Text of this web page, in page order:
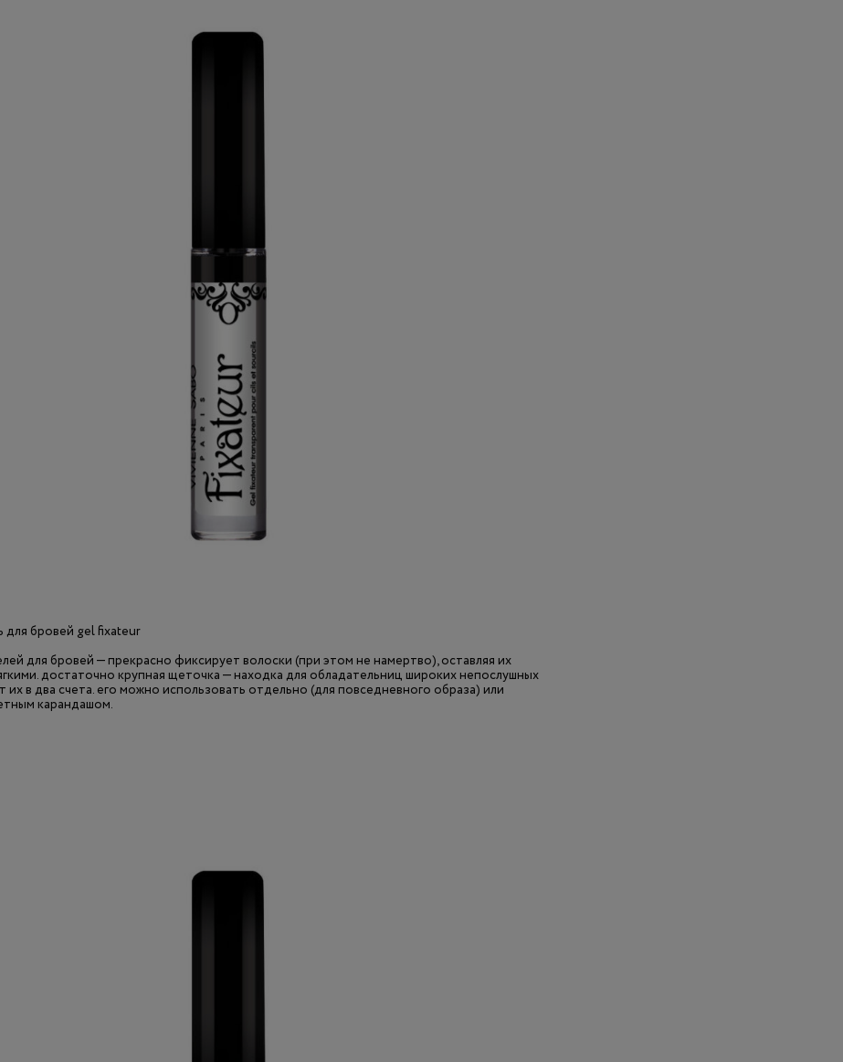
для бровей gel fixateur
для бровей — прекрасно фиксирует волоски (при этом не намертво), оставляя их
достаточно крупная щеточка — находка для обладательниц широких непослушных
их в два счета. его можно использовать отдельно (для повседневного образа) или
карандашом.